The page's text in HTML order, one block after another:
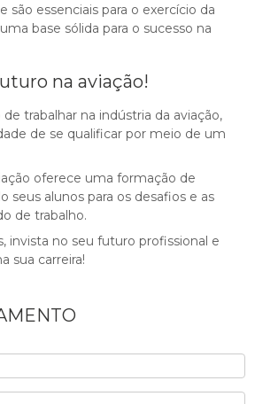
são essenciais para o exercício da
base sólida para o sucesso na
na aviação!
trabalhar na indústria da aviação,
de se qualificar por meio de um
oferece uma formação de
seus alunos para os desafios e as
de trabalho.
invista no seu futuro profissional e
sua carreira!